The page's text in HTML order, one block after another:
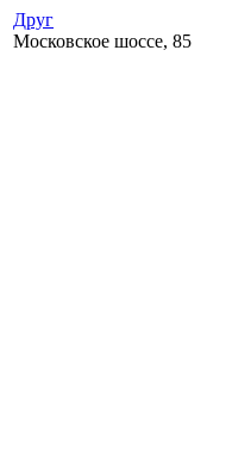
Друг
Московское шоссе, 85